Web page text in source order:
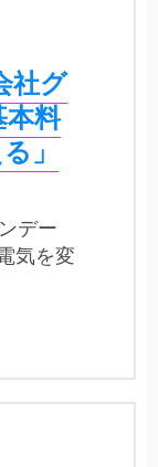
社グ
料
」
デー
気を変